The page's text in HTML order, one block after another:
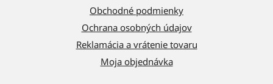
Obchodné podmienky
Ochrana osobných údajov
Reklamácia a vrátenie tovaru
Moja objednávka